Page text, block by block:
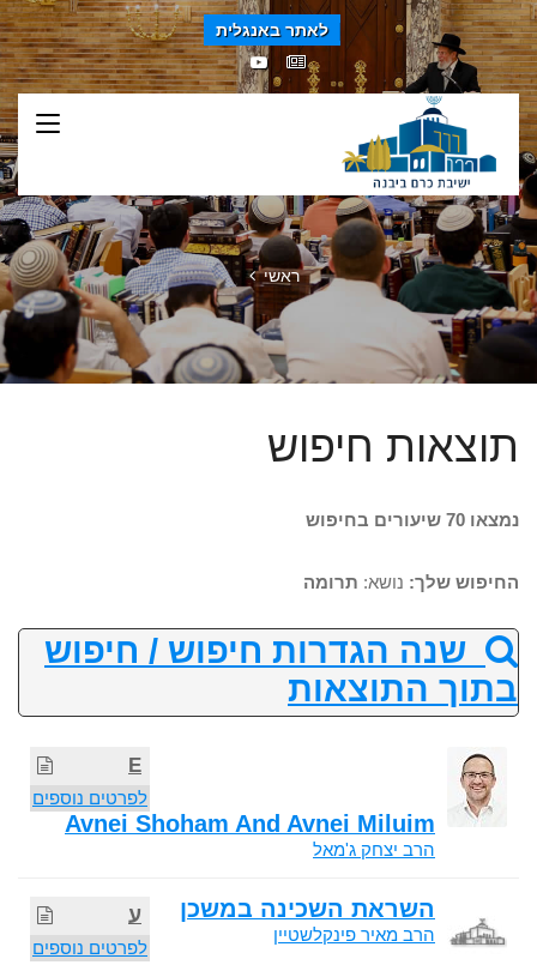
לאתר באנגלית
ראשי
תוצאות חיפוש
נמצאו 70 שיעורים בחיפוש
החיפוש שלך: נושא: תרומה
שנה הגדרות חיפוש / חיפוש
בתוך התוצאות
E
לפרטים נוספים
Avnei Shoham And Avnei Miluim
הרב יצחק ג'מאל
ע
לפרטים נוספים
השראת השכינה במשכן
הרב מאיר פינקלשטיין